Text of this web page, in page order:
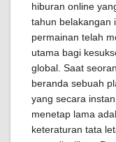
hiburan online
tahun belakangan
permainan telah
utama bagi
global. Saat
beranda sebuah
yang secara
menetap lama
keteraturan tata